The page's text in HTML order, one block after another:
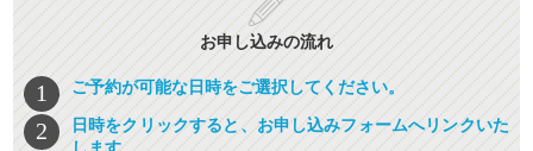
お申し込みの流れ
ご予約が可能な日時をご選択してください。
日時をクリックすると、お申し込みフォームへリンクいた